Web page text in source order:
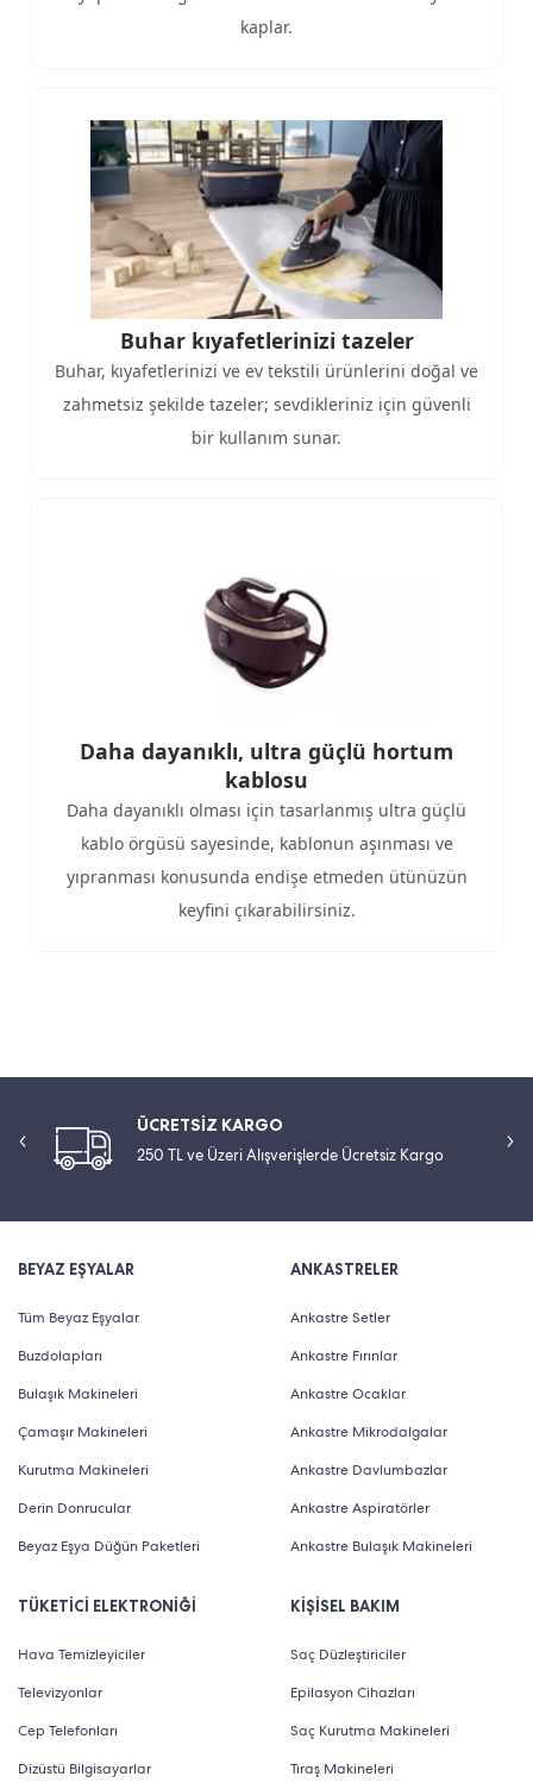
kaplar.​
Buhar kıyafetlerinizi tazeler
Buhar, kıyafetlerinizi ve ev tekstili ürünlerini doğal ve
zahmetsiz şekilde tazeler; sevdikleriniz için güvenli
bir kullanım sunar.
Daha dayanıklı, ultra güçlü hortum
kablosu​
Daha dayanıklı olması için tasarlanmış ultra güçlü
kablo örgüsü sayesinde, kablonun aşınması ve
yıpranması konusunda endişe etmeden ütünüzün
keyfini çıkarabilirsiniz.
ÜCRETSİZ KARGO
250 TL ve Üzeri Alışverişlerde Ücretsiz Kargo
BEYAZ EŞYALAR
Tüm Beyaz Eşyalar
Buzdolapları
Bulaşık Makineleri
Çamaşır Makineleri
Kurutma Makineleri
Derin Donrucular
Beyaz Eşya Düğün Paketleri
TÜKETİCİ ELEKTRONİĞİ
Hava Temizleyiciler
Televizyonlar
Cep Telefonları
Dizüstü Bilgisayarlar
ANKASTRELER
Ankastre Setler
Ankastre Fırınlar
Ankastre Ocaklar
Ankastre Mikrodalgalar
Ankastre Davlumbazlar
Ankastre Aspiratörler
Ankastre Bulaşık Makineleri
KİŞİSEL BAKIM
Saç Düzleştiriciler
Epilasyon Cihazları
Saç Kurutma Makineleri
Tıraş Makineleri